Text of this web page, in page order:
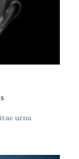
urna